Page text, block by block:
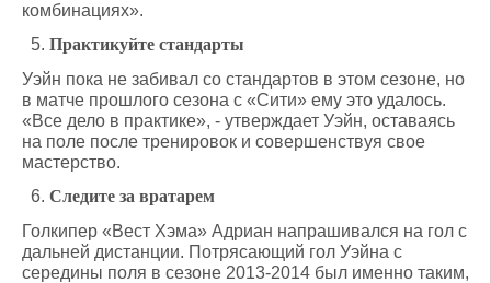
комбинациях».
Практикуйте стандарты
Уэйн пока не забивал со стандартов в этом сезоне, но
в матче прошлого сезона с «Сити» ему это удалось.
«Все дело в практике», - утверждает Уэйн, оставаясь
на поле после тренировок и совершенствуя свое
мастерство.
Следите за вратарем
Голкипер «Вест Хэма» Адриан напрашивался на гол с
дальней дистанции. Потрясающий гол Уэйна с
середины поля в сезоне 2013-2014 был именно таким,